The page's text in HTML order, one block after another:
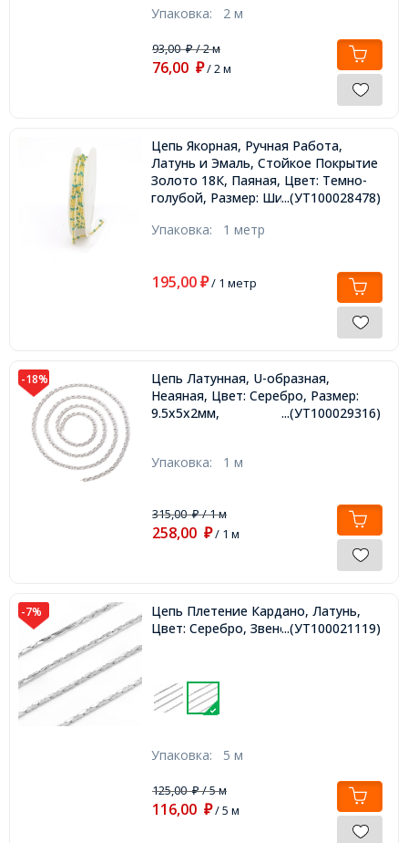
Упаковка: 2 м
93,00₽/ 2 м
76,00 ₽/ 2 м
Цепь Якорная, Ручная Работа,
Латунь и Эмаль, Стойкое Покрытие
Золото 18К, Паяная, Цвет: Темно-
голубой, Размер: Ширина 1.5мм,
...(УТ100028478)
Упаковка: 1 метр
195,00 ₽/ 1 метр
-18%
Цепь Латунная, U-образная,
Неаяная, Цвет: Серебро, Размер:
9.5х5х2мм,
...(УТ100029316)
Упаковка: 1 м
315,00₽/ 1 м
258,00 ₽/ 1 м
-7%
Цепь Плетение Кардано, Латунь,
Цвет: Серебро, Звено: 0.9х0.6мм,
...(УТ100021119)
Упаковка: 5 м
125,00₽/ 5 м
116,00 ₽/ 5 м